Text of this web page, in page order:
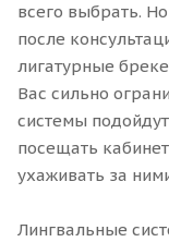
всего выбрать.
после
лигатурные
Вас сильно
системы
посещать
ухаживать за
Лингвальные